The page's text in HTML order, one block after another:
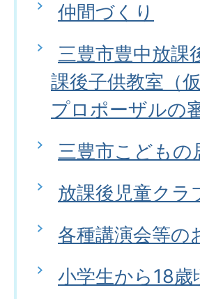
仲間づくり
三豊市豊中放課
課後子供教室（
プロポーザルの
三豊市こどもの
放課後児童クラ
各種講演会等の
小学生から18